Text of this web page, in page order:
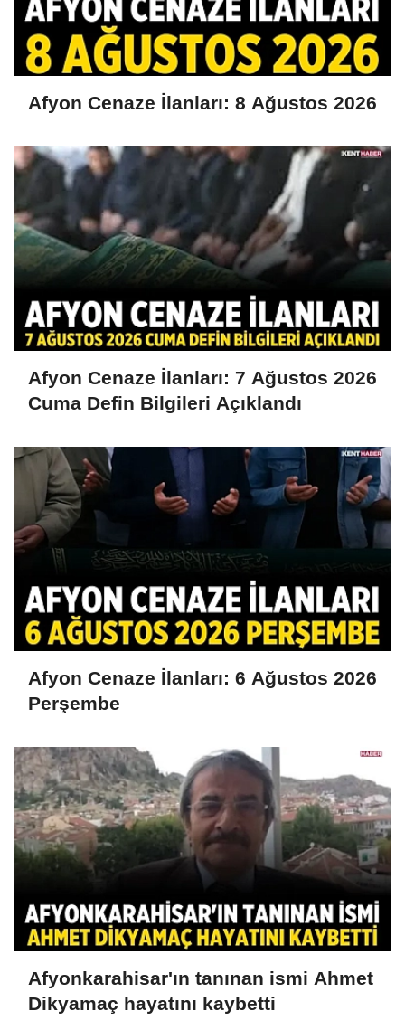
Afyon Cenaze İlanları: 8 Ağustos 2026
Afyon Cenaze İlanları: 7 Ağustos 2026
Cuma Defin Bilgileri Açıklandı
Afyon Cenaze İlanları: 6 Ağustos 2026
Perşembe
Afyonkarahisar'ın tanınan ismi Ahmet
Dikyamaç hayatını kaybetti